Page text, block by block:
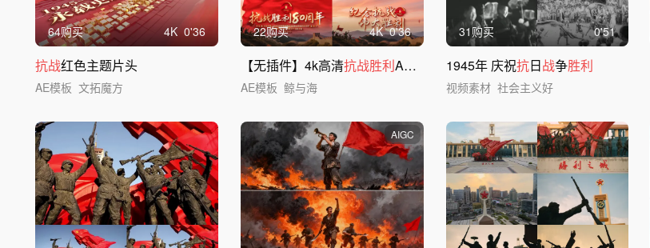
64购买 4K 0'36
抗战红色主题片头
AE模板 文拓魔方
22购买 4K 0'36
【无插件】4k高清抗战胜利AE模板片头
AE模板 鲸与海
31购买 0'51
1945年 庆祝抗日战争胜利
视频素材 社会主义好
AIGC